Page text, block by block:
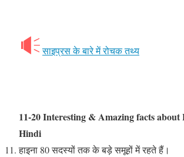
साइप्रस के बारे में रोचक तथ्य
11-20 Interesting & Amazing facts about
Hindi
हाइना 80 सदस्यों तक के बड़े समूहों में रहते हैं।